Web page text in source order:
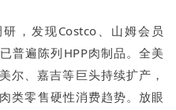
，发现Costco、山姆会员
普遍陈列HPP肉制品。全美
尔、嘉吉等巨头持续扩产，
类零售硬性消费趋势。放眼